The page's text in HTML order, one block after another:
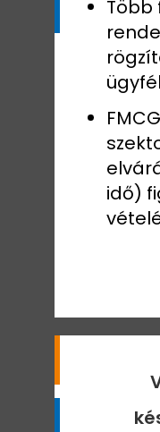
Több
FMCG
idő)